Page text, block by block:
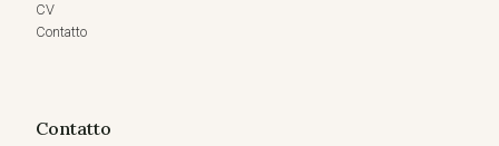
CV
Contatto
Contatto